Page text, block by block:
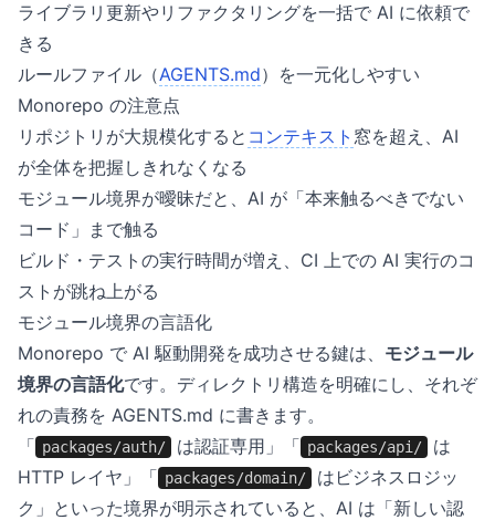
ライブラリ更新やリファクタリングを一括で AI に依頼で
きる
ルールファイル（AGENTS.md）を一元化しやすい
Monorepo の注意点
リポジトリが大規模化すると コンテキスト 窓を超え、AI
が全体を把握しきれなくなる
モジュール境界が曖昧だと、AI が「本来触るべきでない
コード」まで触る
ビルド・テストの実行時間が増え、CI 上での AI 実行のコ
ストが跳ね上がる
モジュール境界の言語化
Monorepo で AI 駆動開発を成功させる鍵は、 モジュール
境界の言語化です。ディレクトリ構造を明確にし、それぞ
れの責務を AGENTS.md に書きます。
「 packages/auth/ は認証専用」「 packages/api/
は
HTTP レイヤ」「 packages/domain/
はビジネスロジッ
ク」といった境界が明示されていると、AI は「新しい認